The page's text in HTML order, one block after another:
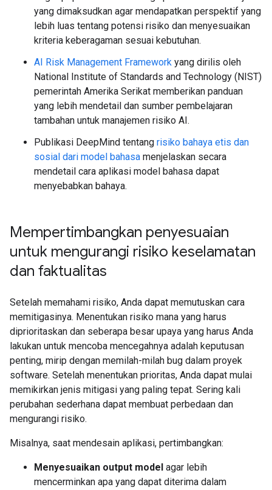
yang dimaksudkan agar mendapatkan perspektif yang
lebih luas tentang potensi risiko dan menyesuaikan
kriteria keberagaman sesuai kebutuhan.
AI Risk Management Framework yang dirilis oleh
National Institute of Standards and Technology (NIST)
pemerintah Amerika Serikat memberikan panduan
yang lebih mendetail dan sumber pembelajaran
tambahan untuk manajemen risiko AI.
Publikasi DeepMind tentang risiko bahaya etis dan
sosial dari model bahasa menjelaskan secara
mendetail cara aplikasi model bahasa dapat
menyebabkan bahaya.
Mempertimbangkan penyesuaian
untuk mengurangi risiko keselamatan
dan faktualitas
Setelah memahami risiko, Anda dapat memutuskan cara
memitigasinya. Menentukan risiko mana yang harus
diprioritaskan dan seberapa besar upaya yang harus Anda
lakukan untuk mencoba mencegahnya adalah keputusan
penting, mirip dengan memilah-milah bug dalam proyek
software. Setelah menentukan prioritas, Anda dapat mulai
memikirkan jenis mitigasi yang paling tepat. Sering kali
perubahan sederhana dapat membuat perbedaan dan
mengurangi risiko.
Misalnya, saat mendesain aplikasi, pertimbangkan:
Menyesuaikan output model agar lebih
mencerminkan apa yang dapat diterima dalam